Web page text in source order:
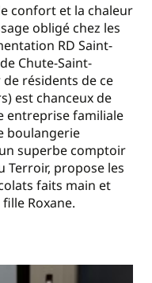
confort et la chaleur
obligé chez les
RD Saint-
Chute-Saint-
résidents de ce
est chanceux de
entreprise familiale
boulangerie
superbe comptoir
Terroir, propose les
faits main et
Roxane.